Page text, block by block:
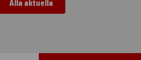
Alla aktuella